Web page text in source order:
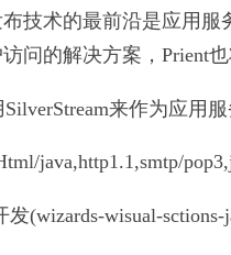
技术的最前沿是应用
问的解决方案，Prient
来作为应用服
java,http1.1,smtp/
wisual-sctions-